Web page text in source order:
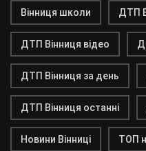
Вінниця школи ДТП
ДТП Вінниця відео
ДТП Вінниця за день
ДТП Вінниця останні
Новини Вінниці ТОП